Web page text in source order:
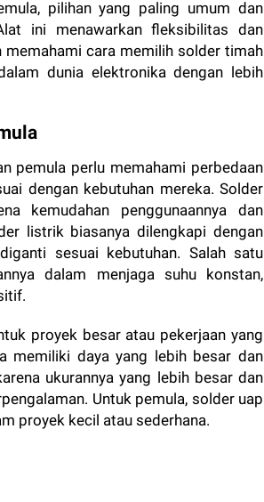
pilihan yang paling umum dan
ini menawarkan fleksibilitas dan
memahami cara memilih solder timah
dunia elektronika dengan lebih
pemula perlu memahami perbedaan
dengan kebutuhan mereka. Solder
kemudahan penggunaannya dan
listrik biasanya dilengkapi dengan
sesuai kebutuhan. Salah satu
dalam menjaga suhu konstan,
proyek besar atau pekerjaan yang
memiliki daya yang lebih besar dan
ukurannya yang lebih besar dan
Untuk pemula, solder uap
proyek kecil atau sederhana.